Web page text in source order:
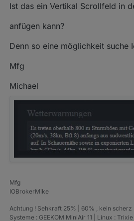
Ist das ein Vertikal Scrollfeld in
anfügen kann?
Denn so eine möglichkeit suche
Mfg
Michael
Mfg
IOBrokerMike
Achtung ! Sehkraft 25% | 60% , kein scherz
Systeme : GEEKOM MiniAir 11 | Linux :